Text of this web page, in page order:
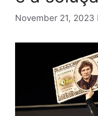
November 21, 2023